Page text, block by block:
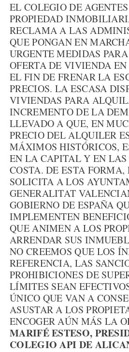
EL COLEGIO DE
PROPIEDAD
RECLAMA A LAS
QUE PONGAN EN
URGENTE MEDIDAS
OFERTA DE VIVIENDA
EL FIN DE FRENAR LA
PRECIOS. LA ESCASA
VIVIENDAS PARA
INCREMENTO DE LA
LLEVADO A QUE, EN
PRECIO DEL ALQUILER
MÁXIMOS HISTÓRICOS,
EN LA CAPITAL Y EN LAS
COSTA. DE ESTA
SOLICITA A LOS
GENERALITAT
GOBIERNO DE ESPAÑA
IMPLEMENTEN
QUE ANIMEN A LOS
ARRENDAR SUS
NO CREEMOS QUE LOS
REFERENCIA, LAS
PROHIBICIONES DE
LÍMITES SEAN
ÚNICO QUE VAN A
ASUSTAR A LOS
ENCOGER AÚN MÁS LA
MARIFÉ ESTESO,
COLEGIO API DE